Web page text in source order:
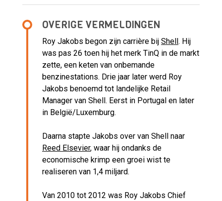
OVERIGE VERMELDINGEN
Roy Jakobs begon zijn carrière bij Shell . Hij
was pas 26 toen hij het merk TinQ in de markt
zette, een keten van onbemande
benzinestations. Drie jaar later werd Roy
Jakobs benoemd tot landelijke Retail
Manager van Shell. Eerst in Portugal en later
in België/Luxemburg.
Daarna stapte Jakobs over van Shell naar
Reed Elsevier, waar hij ondanks de
economische krimp een groei wist te
realiseren van 1,4 miljard.
Van 2010 tot 2012 was Roy Jakobs Chief